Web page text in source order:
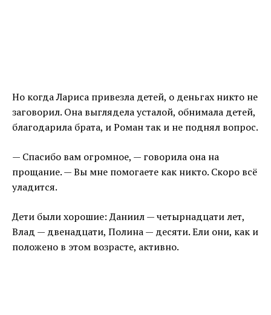
Но когда Лариса привезла детей, о деньгах никто не
заговорил. Она выглядела усталой, обнимала детей,
благодарила брата, и Роман так и не поднял вопрос.
— Спасибо вам огромное, — говорила она на
прощание. — Вы мне помогаете как никто. Скоро всё
уладится.
Дети были хорошие: Даниил — четырнадцати лет,
Влад — двенадцати, Полина — десяти. Ели они, как и
положено в этом возрасте, активно.